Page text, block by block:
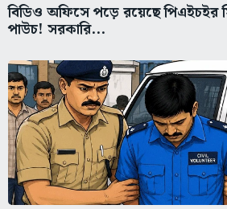
বিডিও অফিসে পড়ে রয়েছে
পাউচ! সরকারি...